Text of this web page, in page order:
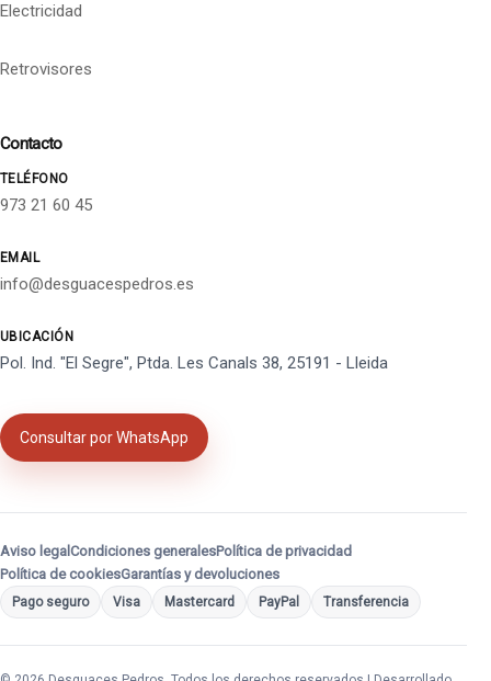
Electricidad
Retrovisores
Contacto
TELÉFONO
973 21 60 45
EMAIL
info@desguacespedros.es
UBICACIÓN
Pol. Ind. "El Segre", Ptda. Les Canals 38, 25191 - Lleida
Consultar por WhatsApp
Aviso legal Condiciones generalesPolítica de privacidad
Política de cookiesGarantías y devoluciones
Pago seguro Visa Mastercard PayPal Transferencia